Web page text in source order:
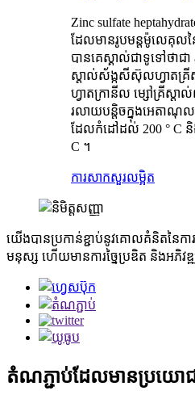
Zinc sulfate
ដែលមានរូបមន្តម៉ូលេគុលន
បានគេស្គាល់ជាទូទៅថាជ
ស្តាល់ស័ង្កសីស៊ុលហ្វាតគ្
ហ្វាតក្រានីល ម្សៅគ្រីស្ត
រលាយបន្តិចក្នុងអេតាណុ
ដែលកំដៅដល់ 200 ° C និ
C ។
ការសាកសួរលម្អិត
យើងបានប្រកាន់ខ្ជាប់នូវគោលគំនិតនៃការ
មនុស្ស ហើយមានការច្នៃប្រឌិត និងអភិ
តំណភ្ជាប់ដែលមានប្រយោ